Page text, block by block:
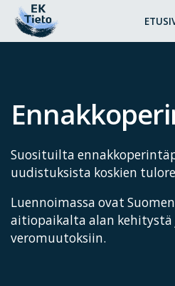
Suosituilta
uudistuksista koskien
Luennoimassa ovat
aitiopaikalta alan
veromuutoksiin.